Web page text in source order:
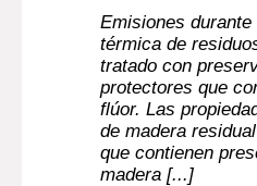
Emisiones
térmica de
tratado con
protectores que
flúor. Las
de madera
que contienen
madera [...]